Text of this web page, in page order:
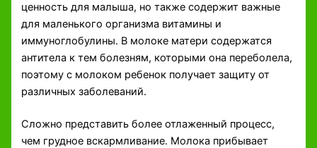
ценность для малыша, но также содержит важные
для маленького организма витамины и
иммуноглобулины. В молоке матери содержатся
антитела к тем болезням, которыми она переболела,
поэтому с молоком ребенок получает защиту от
различных заболеваний.
Сложно представить более отлаженный процесс,
чем грудное вскармливание. Молока прибывает